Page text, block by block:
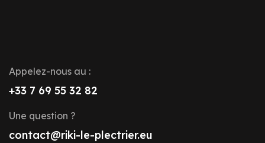
Appelez-nous au :
+33 7 69 55 32 82
Une question ?
contact@riki-le-plectrier.eu